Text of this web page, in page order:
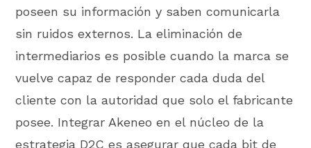
poseen su información y saben comunicarla
sin ruidos externos. La eliminación de
intermediarios es posible cuando la marca se
vuelve capaz de responder cada duda del
cliente con la autoridad que solo el fabricante
posee. Integrar Akeneo en el núcleo de la
estrategia D2C es asegurar que cada bit de